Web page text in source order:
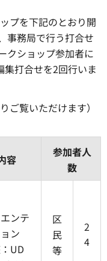
プを下記のとおり開
事務局で行う打合せ
クショップ参加者に
集打合せを2回行いま
ご覧いただけます）
容
参加者人
数
ンテ
ン
UD
区
民
等
2
4